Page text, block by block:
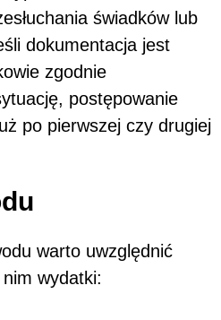
świadków lub
dokumentacja jest
zgodnie
postępowanie
po pierwszej czy drugiej
warto uwzględnić
wydatki: